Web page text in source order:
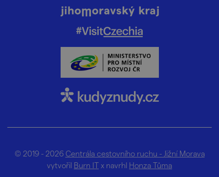
© 2019 - 2026 Centrála cestovního ruchu - Jižní Morava
vytvořil Burn IT x navrhl Honza Tůma